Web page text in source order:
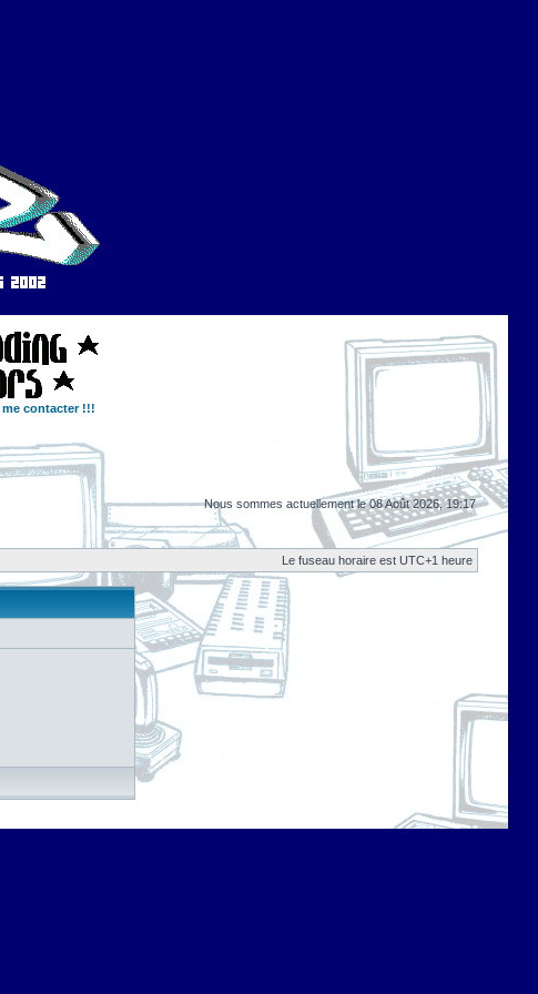
me contacter !!!
Nous sommes actuellement le 08 Août 2026, 19:17
Le fuseau horaire est UTC+1 heure